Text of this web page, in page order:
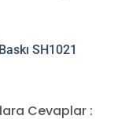
Cevaplar :